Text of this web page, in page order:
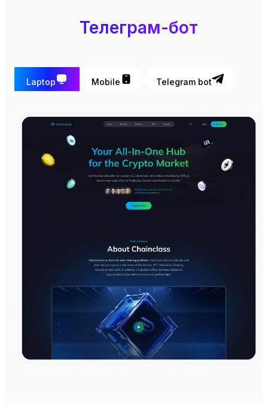
Телеграм-бот
Laptop Mobile Telegram bot